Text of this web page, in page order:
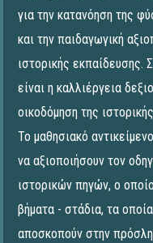
για την κατανόηση της
και την παιδαγωγική
ιστορικής εκπαίδευσης.
είναι η καλλιέργεια
οικοδόμηση της
Το μαθησιακό
να αξιοποιήσουν τον
ιστορικών πηγών, ο
βήματα - στάδια, τα
αποσκοπούν στην